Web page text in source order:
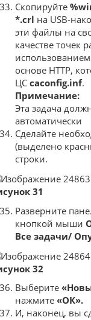
Скопируйте
*.crl на USB-
эти файлы на
качестве точек
использованием
основе HTTP,
ЦС caconfig.inf.
Примечание:
Эта задача
автоматически
Сделайте
(выделено
строки.
31
Разверните
кнопкой мыши
Все задачи/
32
Выберите
нажмите «ОК».
И, наконец, вы